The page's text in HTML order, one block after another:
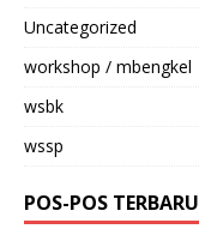
Uncategorized
workshop / mbengkel
wsbk
wssp
POS-POS TERBARU